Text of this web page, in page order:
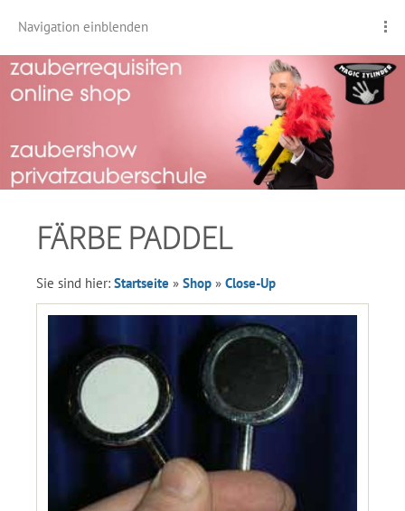
Navigation einblenden
FÄRBE PADDEL
Sie sind hier: Startseite » Shop » Close-Up